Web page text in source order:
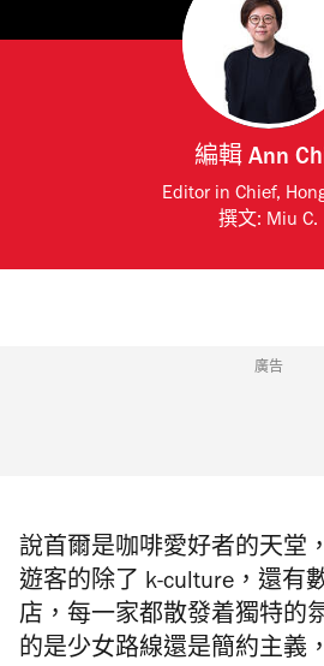
編輯Ann
Editor in Chief,
撰文: Miu C.
廣告
說首爾是咖啡愛好者的天堂
遊客的除了 k-culture，還有
店，每一家都散發着獨特的
的是少女路線還是簡約主義